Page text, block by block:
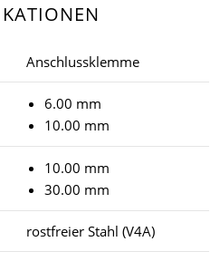
Anschlussklemme
6.00 mm
10.00 mm
10.00 mm
30.00 mm
rostfreier Stahl (V4A)